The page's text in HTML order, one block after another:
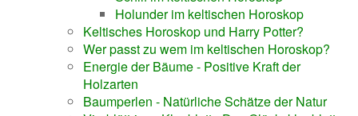
Holunder im keltischen Horoskop
Keltisches Horoskop und Harry Potter?
Wer passt zu wem im keltischen Horoskop?
Energie der Bäume - Positive Kraft der
Holzarten
Baumperlen - Natürliche Schätze der Natur